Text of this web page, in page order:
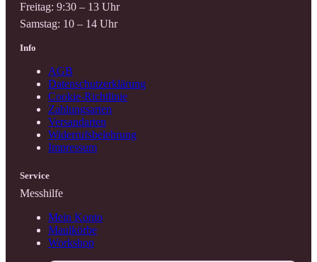
Freitag: 9:30 – 13 Uhr
Samstag: 10 – 14 Uhr
Info
AGB
Datenschutzerklärung
Cookie-Richtlinie
Zahlungsarten
Versandarten
Widerrufsbelehrung
Impressum
Service
Messhilfe
Mein Konto
Maulkörbe
Workshop